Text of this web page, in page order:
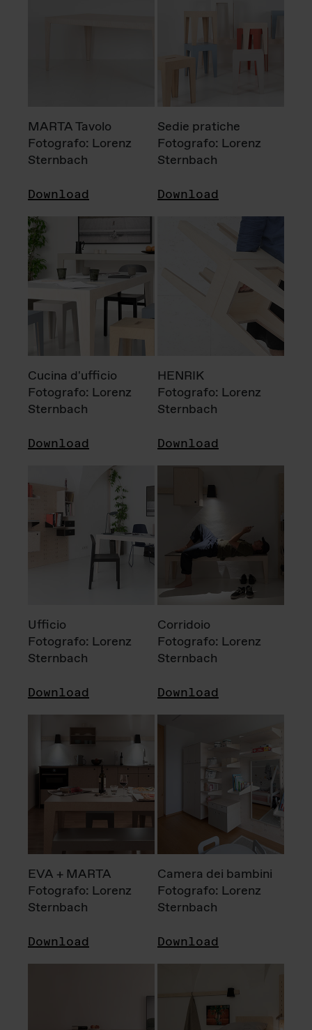
MARTA Tavolo
Fotografo: Lorenz
Sternbach
Download
Sedie pratiche
Fotografo: Lorenz
Sternbach
Download
Cucina d'ufficio
Fotografo: Lorenz
Sternbach
Download
HENRIK
Fotografo: Lorenz
Sternbach
Download
Ufficio
Fotografo: Lorenz
Sternbach
Download
Corridoio
Fotografo: Lorenz
Sternbach
Download
EVA + MARTA
Fotografo: Lorenz
Sternbach
Download
Camera dei bambini
Fotografo: Lorenz
Sternbach
Download